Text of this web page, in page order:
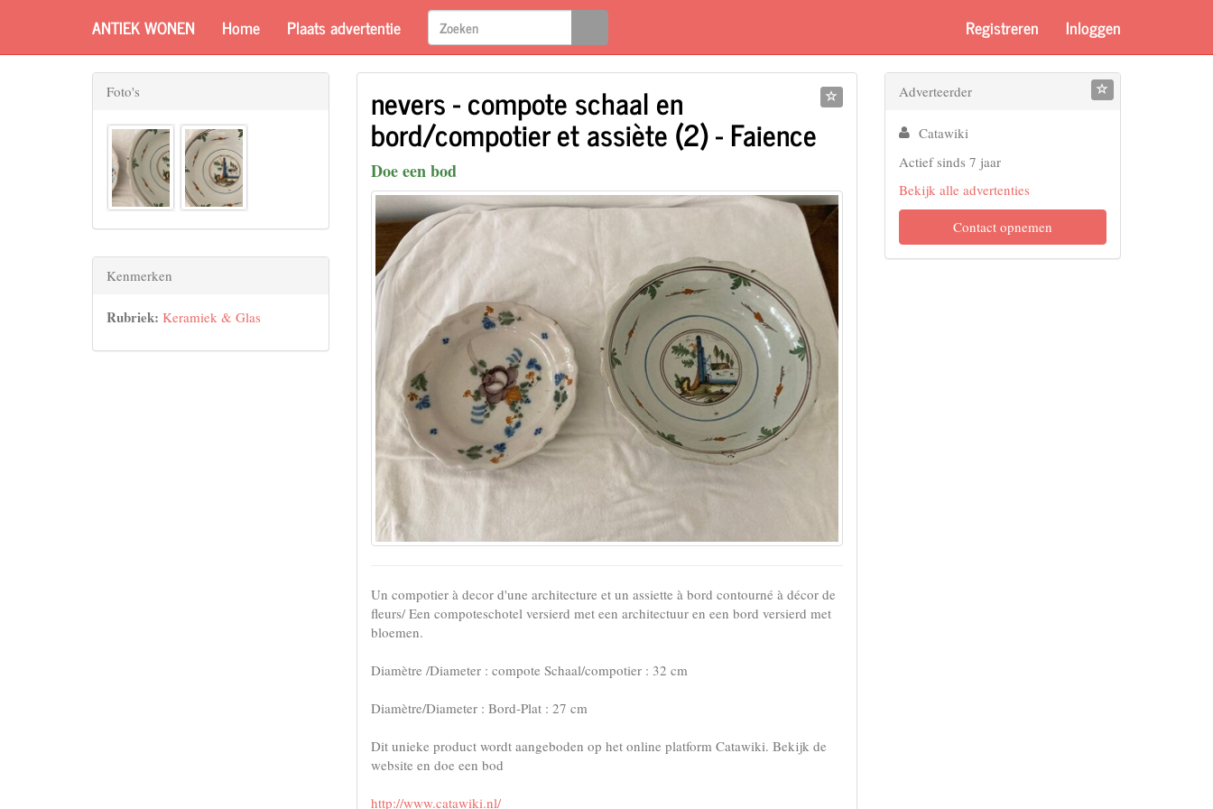
ANTIEK WONEN Home Plaats advertentie Registreren Inloggen
nevers - compote schaal en
bord/compotier et assiète (2) - Faience
Doe een bod
Un compotier à decor d'une architecture et un assiette à bord contourné à décor de
fleurs/ Een compoteschotel versierd met een architectuur en een bord versierd met
bloemen.
Diamètre /Diameter : compote Schaal/compotier : 32 cm
Diamètre/Diameter : Bord-Plat : 27 cm
Dit unieke product wordt aangeboden op het online platform Catawiki. Bekijk de
website en doe een bod
http://www.catawiki.nl/
Foto's
Kenmerken
Rubriek: Keramiek & Glas
Adverteerder
Catawiki
Actief sinds 7 jaar
Bekijk alle advertenties
Contact opnemen